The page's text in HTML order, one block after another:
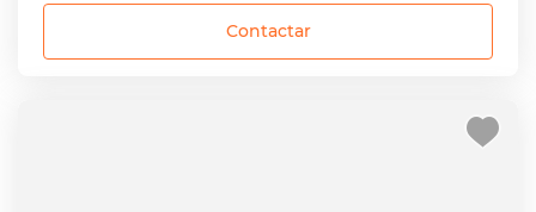
Contactar